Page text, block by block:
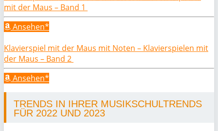
mit der Maus – Band 1
Ansehen*
Klavierspiel mit der Maus mit Noten – Klavierspielen mit
der Maus – Band 2
Ansehen*
TRENDS IN IHRER MUSIKSCHULTRENDS
FÜR 2022 UND 2023